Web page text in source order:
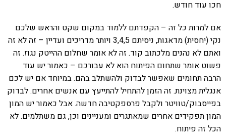
חכו עוד חודש.
אם למרות כל זה – הקפדתם ללמוד במקום שקט והראש שלכם
נקי (יחסית) מדאגות, ניסיתם 3,4,5 ויותר מדריכים ועדיין – זה לא זה
ואתם לא נהנים מלכתוב קוד. זה לא אומר שחלום ההייטק נגוז. זה
פשוט אומר שתחום הפיתוח הוא לא עבורכם – כאמור יש עוד
הרבה תחומים שאפשר לבדוק ולהשתלב בהם. במיוחד אם יש לכם
אנגלית מצוינת. זה הזמן להתחיל להתייעץ עם אנשים אחרים. לבדוק
בפייסבוק/טוויטר ולקבל פרספקטיבה חדשה. אבל כאמור יש המון
המון תפקידים אחרים שמאתגרים ומעניינים וכן, גם משתלמים. לא
הכל זה פיתוח.